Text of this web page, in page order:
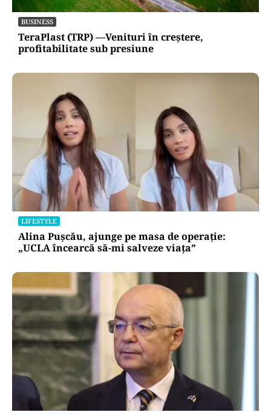
BUSINESS
TeraPlast (TRP) —Venituri în creștere,
profitabilitate sub presiune
LIFESTYLE
Alina Pușcău, ajunge pe masa de operație:
„UCLA încearcă să-mi salveze viața”